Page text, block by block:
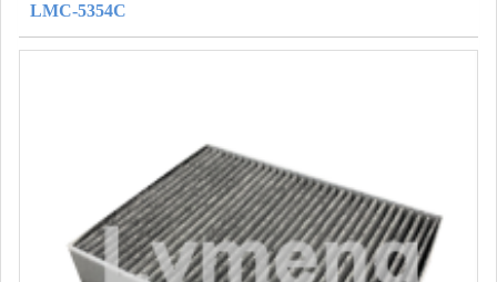
LMC-5354C